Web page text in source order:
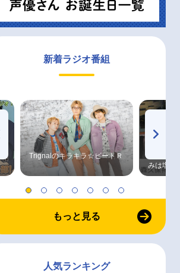
新着ラジオ番組
Trignalのキラキラ☆ビートＲ
みは塩だけ
もっと見る
人気ランキング